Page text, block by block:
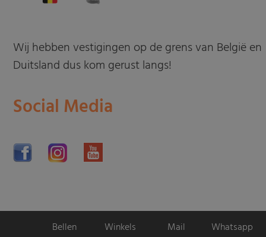
Wij hebben vestigingen op de grens van België en
Duitsland dus kom gerust langs!
Social Media
Bellen Winkels Mail Whatsapp
Motorpromo.nl door ProShops